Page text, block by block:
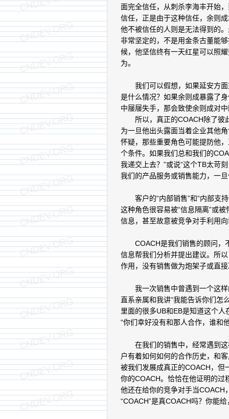
面完全信任，从刺杀李海丰开始
信任，正是由于这种信任，余则
他不被信任的人则是无法得到的
非常坚定的，不是用金条古董能
候，他坚信终有一天红星可以照
为。
我们可以假想，如果延安方面
是什么情况？如果余则成暴露了
中屦屦失手，那会致使余则成对
所以，真正的COACH除了彼
为一旦他出头露面当着企业其他
怀疑，那些重要角色可能提防他
个条件。如果我们总和我们的
我递交上去？”或说“这个TB太苛
我们的产品服务或销售能力，一
客户的“内部销售”和“内部支持
这种角色很容易被“信息隔离”或
信息，甚至故意被竞争对手利用
COACH是我们销售的顾问，
信息帮我们分析并提出建议。所
作用，没有销售做为炮架子或直
我一次销售中曾遇到一个这样
直系亲属和我讲“我能告诉你们怎
里面的很多UB和EB是知道这个
“你们幸好没有和那人合作，谁和
在我们的销售中，经常遇到这
户有着如何如何的合作历史，和
被我们发展成真正的COACH，但
你的COACH。恰恰在他证明的过
他还在给你的竞争对手当COACH
“COACH”是真COACH吗？你能